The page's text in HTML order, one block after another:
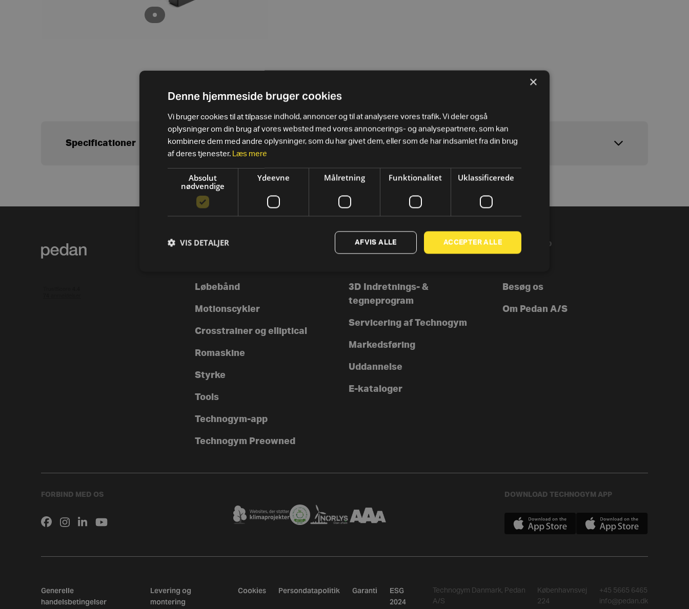
Specificationer
PRODUKTER
Løbebånd
Motionscykler
Crosstrainer og elliptical
Romaskine
Styrke
Tools
Technogym-app
Technogym Preowned
SUPPORT
3D Indretnings- &
tegneprogram
Servicering af Technogym
Markedsføring
Uddannelse
E-kataloger
VIRKSOMHED
Besøg os
Om Pedan A/S
FORBIND MED OS DOWNLOAD TECHNOGYM APP
Generelle
handelsbetingelser
Levering og
montering
Cookies Persondatapolitik Garanti
ESG
2024
Technogym Danmark, Pedan
A/S
Københavnsvej
224
+45 5665 6465
info@pedan.dk
×
Denne hjemmeside bruger cookies
Vi bruger cookies til at tilpasse indhold, annoncer og til at analysere vores trafik. Vi deler også
oplysninger om din brug af vores websted med vores annoncerings- og analysepartnere, som kan
kombinere dem med andre oplysninger, som du har givet dem, eller som de har indsamlet fra din brug
af deres tjenester.
Læs mere
Absolut
nødvendige
Ydeevne Målretning Funktionalitet Uklassificerede
ACCEPTER ALLE
AFVIS ALLE
VIS DETALJER